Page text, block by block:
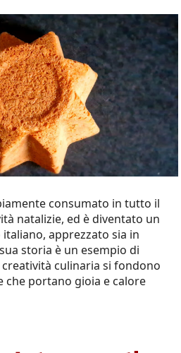
consumato in tutto il
natalizie, ed è diventato un
apprezzato sia in
storia è un esempio di
culinaria si fondono
che portano gioia e calore